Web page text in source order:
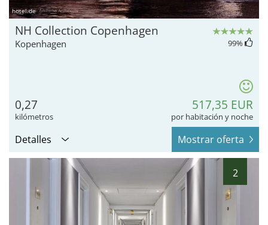
hotel.de
NH Collection Copenhagen
Kopenhagen 99%
0,27
kilómetros
517,35 EUR
por habitación y noche
Detalles Mostrar oferta
2